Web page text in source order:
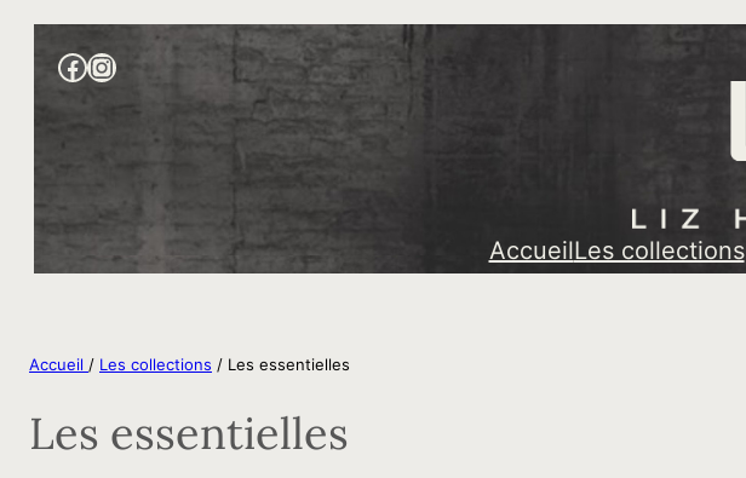
Facebook
https://www.instagram.com/lizhuberman/
AccueilLes collections
Accueil / Les collections / Les essentielles
Les essentielles